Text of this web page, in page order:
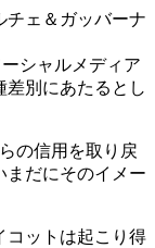
チェ＆ガッバーナ
シャルメディア
差別にあたるとし
の信用を取り戻
まだにそのイメー
コットは起こり得